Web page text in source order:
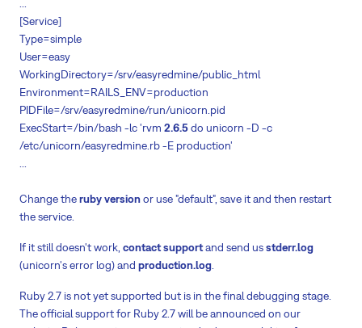
[Service]
Type=simple
User=easy
WorkingDirectory=/srv/easyredmine/public_html
Environment=RAILS_ENV=production
PIDFile=/srv/easyredmine/run/unicorn.pid
ExecStart=/bin/bash -lc 'rvm 2.6.5do unicorn -D -c
/etc/unicorn/easyredmine.rb -E production'
Change theruby versionor use "default", save it and then restart
the service.
If it still doesn't work, contact supportand send usstderr.log
(unicorn's error log) and production.log
Ruby 2.7 is not yet supported but is in the final debugging stage.
The official support for Ruby 2.7 will be announced on our